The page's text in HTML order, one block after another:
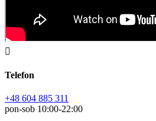

Telefon
+48 604 885 311
pon-sob 10:00-22:00